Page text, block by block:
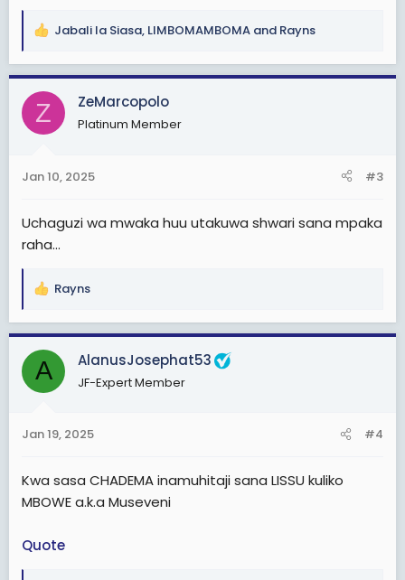
R
a
c
i
s
Jabali la Siasa, LIMBOMAMBOMA and Rayns
Z ZeMarcopolo
Platinum Member
Jan 10, 2025 #3
Uchaguzi wa mwaka huu utakuwa shwari sana mpaka
raha...
R
a
c
i
s
Rayns
A AlanusJosephat53
JF-Expert Member
Jan 19, 2025 #4
Kwa sasa CHADEMA inamuhitaji sana LISSU kuliko
MBOWE a.k.a Museveni
Quote